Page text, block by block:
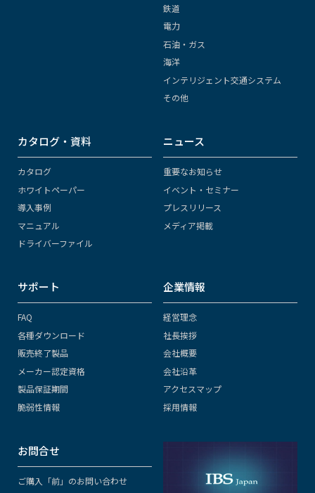
鉄道
電力
石油・ガス
海洋
インテリジェント交通システム
その他
カタログ・資料
カタログ
ホワイトペーパー
導入事例
マニュアル
ドライバーファイル
ニュース
重要なお知らせ
イベント・セミナー
プレスリリース
メディア掲載
サポート
FAQ
各種ダウンロード
販売終了製品
メーカー認定資格
製品保証期間
脆弱性情報
企業情報
経営理念
社長挨拶
会社概要
会社沿革
アクセスマップ
採用情報
お問合せ
ご購入「前」のお問い合わせ